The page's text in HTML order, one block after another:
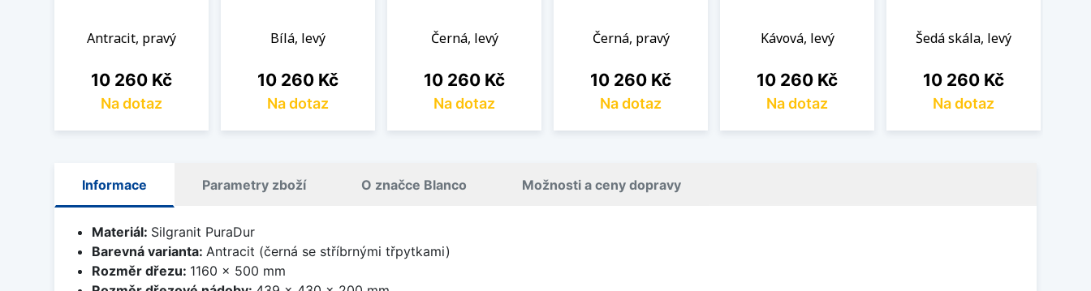
Antracit, pravý
Cena
10 260 Kč
Na dotaz
Bílá, levý
Cena
10 260 Kč
Na dotaz
Černá, levý
Cena
10 260 Kč
Na dotaz
Černá, pravý
Cena
10 260 Kč
Na dotaz
Kávová, levý
Cena
10 260 Kč
Na dotaz
Šedá skála, levý
Cena
10 260 Kč
Na dotaz
Informace Parametry zboží O značce Blanco Možnosti a ceny dopravy
Materiál: Silgranit PuraDur
Barevná varianta: Antracit (černá se stříbrnými třpytkami)
Rozměr dřezu: 1160 x 500 mm